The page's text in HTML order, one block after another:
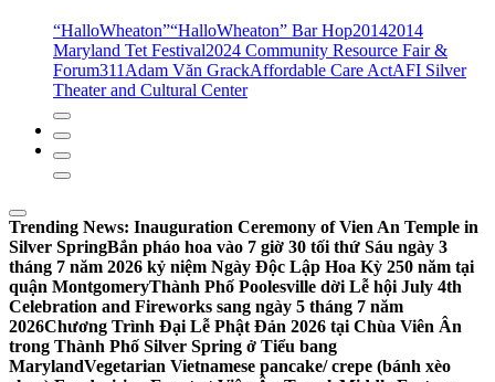
“HalloWheaton”“HalloWheaton” Bar Hop20142014
Maryland Tet Festival2024 Community Resource Fair &
Forum311 Adam Văn GrackAffordable Care ActAFI Silver
Theater and Cultural Center
Trending News: Inauguration Ceremony of Vien An Temple in
Silver SpringBắn pháo hoa vào 7 giờ 30 tối thứ Sáu ngày 3
tháng 7 năm 2026 kỷ niệm Ngày Độc Lập Hoa Kỳ 250 năm tại
quận MontgomeryThành Phố Poolesville dời Lễ hội July 4th
Celebration and Fireworks sang ngày 5 tháng 7 năm
2026Chương Trình Đại Lễ Phật Đản 2026 tại Chùa Viên Ân
trong Thành Phố Silver Spring ở Tiểu bang
MarylandVegetarian Vietnamese pancake/ crepe (bánh xèo